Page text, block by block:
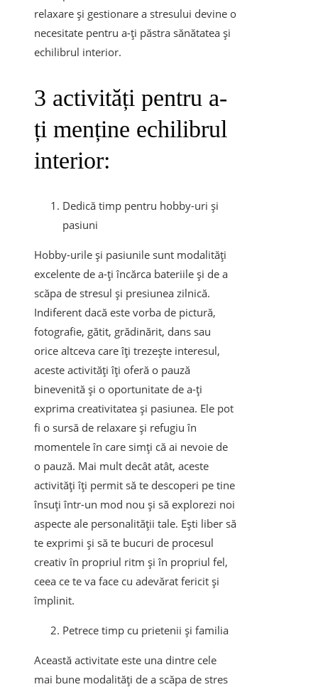
relaxare și gestionare a stresului devine o
necesitate pentru a-ți păstra sănătatea și
echilibrul interior.
3 activități pentru a-
ți menține echilibrul
interior:
Dedică timp pentru hobby-uri și
pasiuni
Hobby-urile și pasiunile sunt modalități
excelente de a-ți încărca bateriile și de a
scăpa de stresul și presiunea zilnică.
Indiferent dacă este vorba de pictură,
fotografie, gătit, grădinărit, dans sau
orice altceva care îți trezește interesul,
aceste activități îți oferă o pauză
binevenită și o oportunitate de a-ți
exprima creativitatea și pasiunea. Ele pot
fi o sursă de relaxare și refugiu în
momentele în care simți că ai nevoie de
o pauză. Mai mult decât atât, aceste
activități îți permit să te descoperi pe tine
însuți într-un mod nou și să explorezi noi
aspecte ale personalității tale. Ești liber să
te exprimi și să te bucuri de procesul
creativ în propriul ritm și în propriul fel,
ceea ce te va face cu adevărat fericit și
împlinit.
Petrece timp cu prietenii și familia
Această activitate este una dintre cele
mai bune modalități de a scăpa de stres